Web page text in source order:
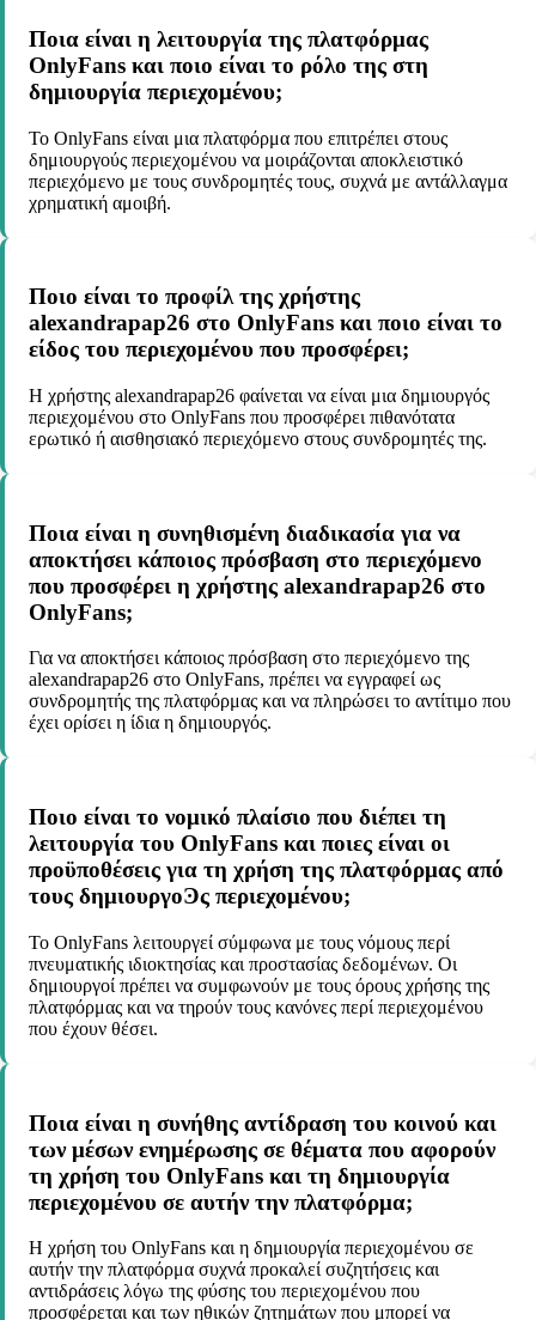
Ποια είναι η λειτουργία της πλατφόρμας
OnlyFans και ποιο είναι το ρόλο της στη
δημιουργία περιεχομένου;
Το OnlyFans είναι μια πλατφόρμα που επιτρέπει στους
δημιουργούς περιεχομένου να μοιράζονται αποκλειστικό
περιεχόμενο με τους συνδρομητές τους, συχνά με αντάλλαγμα
χρηματική αμοιβή.
Ποιο είναι το προφίλ της χρήστης
alexandrapap26 στο OnlyFans και ποιο είναι το
είδος του περιεχομένου που προσφέρει;
Η χρήστης alexandrapap26 φαίνεται να είναι μια δημιουργός
περιεχομένου στο OnlyFans που προσφέρει πιθανότατα
ερωτικό ή αισθησιακό περιεχόμενο στους συνδρομητές της.
Ποια είναι η συνηθισμένη διαδικασία για να
αποκτήσει κάποιος πρόσβαση στο περιεχόμενο
που προσφέρει η χρήστης alexandrapap26 στο
OnlyFans;
Για να αποκτήσει κάποιος πρόσβαση στο περιεχόμενο της
alexandrapap26 στο OnlyFans, πρέπει να εγγραφεί ως
συνδρομητής της πλατφόρμας και να πληρώσει το αντίτιμο που
έχει ορίσει η ίδια η δημιουργός.
Ποιο είναι το νομικό πλαίσιο που διέπει τη
λειτουργία του OnlyFans και ποιες είναι οι
προϋποθέσεις για τη χρήση της πλατφόρμας από
τους δημιουργοϿς περιεχομένου;
Το OnlyFans λειτουργεί σύμφωνα με τους νόμους περί
πνευματικής ιδιοκτησίας και προστασίας δεδομένων. Οι
δημιουργοί πρέπει να συμφωνούν με τους όρους χρήσης της
πλατφόρμας και να τηρούν τους κανόνες περί περιεχομένου
που έχουν θέσει.
Ποια είναι η συνήθης αντίδραση του κοινού και
των μέσων ενημέρωσης σε θέματα που αφορούν
τη χρήση του OnlyFans και τη δημιουργία
περιεχομένου σε αυτήν την πλατφόρμα;
Η χρήση του OnlyFans και η δημιουργία περιεχομένου σε
αυτήν την πλατφόρμα συχνά προκαλεί συζητήσεις και
αντιδράσεις λόγω της φύσης του περιεχομένου που
προσφέρεται και των ηθικών ζητημάτων που μπορεί να